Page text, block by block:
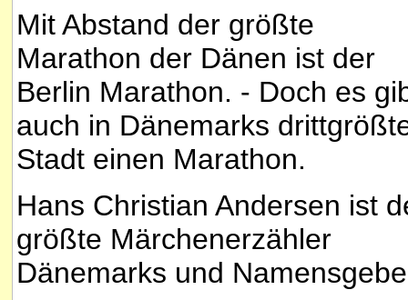
Mit Abstand der größte
Marathon der Dänen ist der
Berlin Marathon. - Doch es
auch in Dänemarks
Stadt einen Marathon.
Hans Christian Andersen ist
größte Märchenerzähler
Dänemarks und